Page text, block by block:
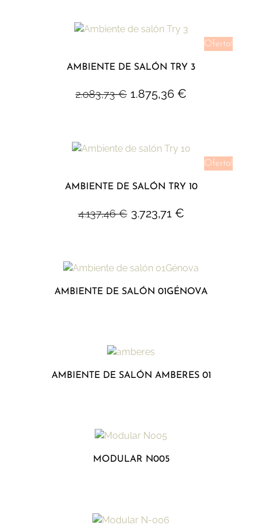
Oferta!
AMBIENTE DE SALÓN TRY 3
2.083,73€ 1.875,36 €
Oferta!
AMBIENTE DE SALÓN TRY 10
4.137,46€ 3.723,71 €
AMBIENTE DE SALÓN 01GÉNOVA
AMBIENTE DE SALÓN AMBERES 01
MODULAR N005